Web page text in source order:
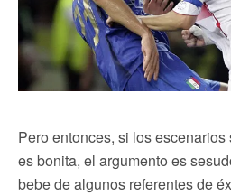
Pero entonces, si los
es bonita, el argumento es
bebe de algunos referentes de